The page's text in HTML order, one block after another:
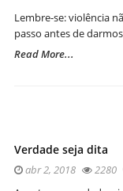
Lembre-se: violência
passo antes de
Read More...
Verdade seja dita
abr 2, 2018 2280